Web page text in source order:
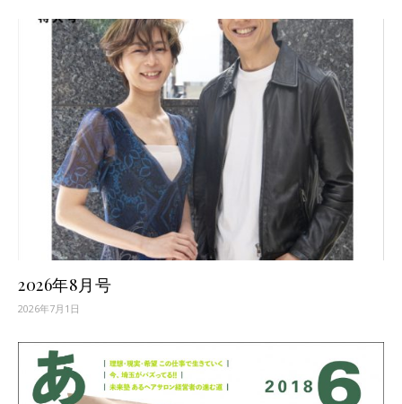
2026年8月号
2026年7月1日